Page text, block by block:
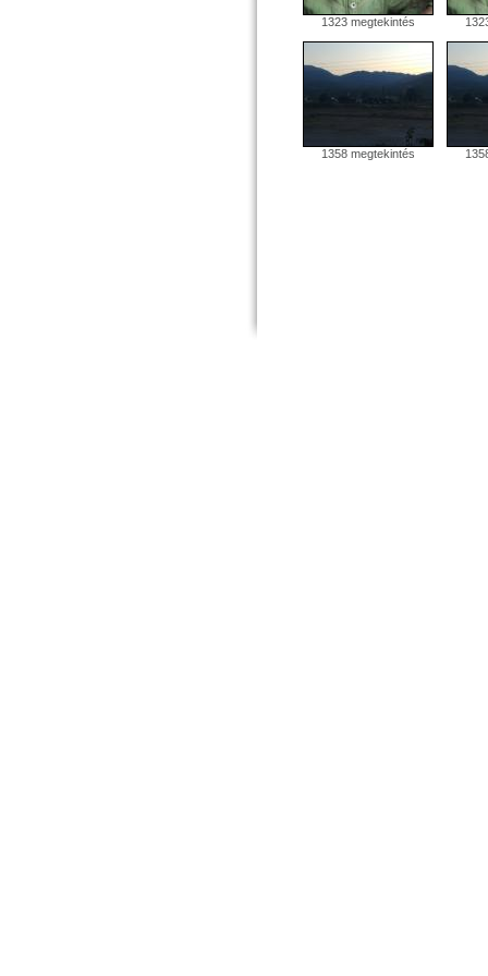
1323 megtekintés
1358 megtekintés